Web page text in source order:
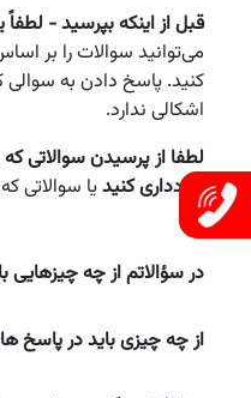
قبل از اینکه بپرسید -
می‌توانید سوالات را بر
کنید. پاسخ دادن به سوالی
اشکالی ندارد.
لطفا از پرسیدن سوالاتی
خودداری کنیدیا سوالاتی
در سؤالاتم از چه چیزهایی
از چه چیزی باید در پاسخ